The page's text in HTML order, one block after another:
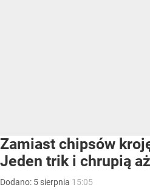
Zamiast chipsów
Jeden trik i chrupią
Dodano: 5 sierpnia 15:05